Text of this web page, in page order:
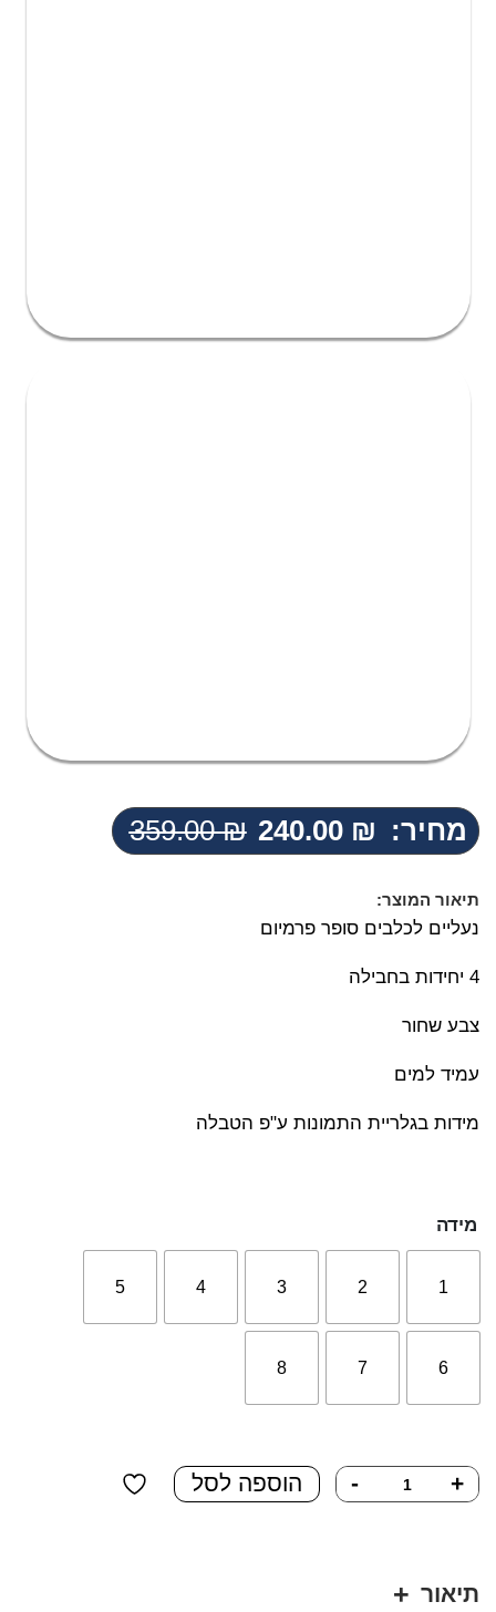
מחיר: 359.00₪
המחיר
240.00 ₪
המחיר
תיאור המוצר:
נעליים לכלבים סופר פרמיום
4 יחידות בחבילה
צבע שחור
עמיד למים
מידות בגלריית התמונות ע"פ הטבלה
מידה
1
2
3
4
5
6
7
8
+
כמות
של
סופר
- הוספה לסל
תיאור